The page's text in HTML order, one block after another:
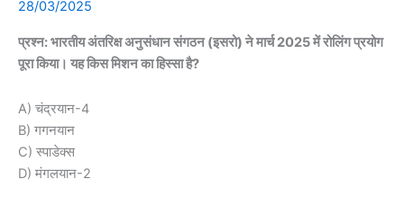
28/03/2025
प्रश्न: भारतीय अंतरिक्ष अनुसंधान संगठन (इसरो) ने मार्च 2025 में रोलिंग प्रयोग
पूरा किया। यह किस मिशन का हिस्सा है?
A) चंद्रयान-4
B) गगनयान
C) स्पाडेक्स
D) मंगलयान-2